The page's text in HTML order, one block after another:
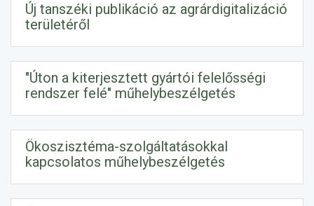
Új tanszéki publikáció az agrárdigitalizáció
területéről
"Úton a kiterjesztett gyártói felelősségi
rendszer felé" műhelybeszélgetés
Ökoszisztéma-szolgáltatásokkal
kapcsolatos műhelybeszélgetés